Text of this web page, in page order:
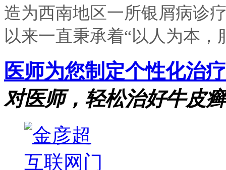
造为西南地区一所银屑病诊
以来一直秉承着“以人为本
医师为您制定个性化治
对医师，轻松治好牛皮癣